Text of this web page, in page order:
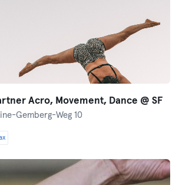
Acro, Movement, Dance @ SF
Gemberg-Weg 10